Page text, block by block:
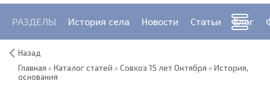
РАЗДЕЛЫ История села Новости Cтатьи Блог
Назад
Главная »Каталог статей »Совхоз 15 лет Октября »История,
основания